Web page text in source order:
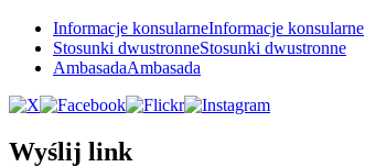
Informacje konsularneInformacje konsularne
Stosunki dwustronneStosunki dwustronne
AmbasadaAmbasada
Wyślij link